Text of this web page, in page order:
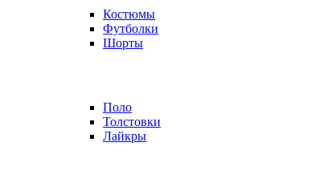
Костюмы
Футболки
Шорты
Поло
Толстовки
Лайкры